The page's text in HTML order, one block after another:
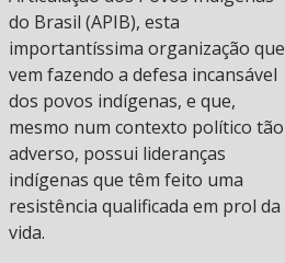
do Brasil (APIB), esta
importantíssima organização que
vem fazendo a defesa incansável
dos povos indígenas, e que,
mesmo num contexto político tão
adverso, possui lideranças
indígenas que têm feito uma
resistência qualificada em prol da
vida.